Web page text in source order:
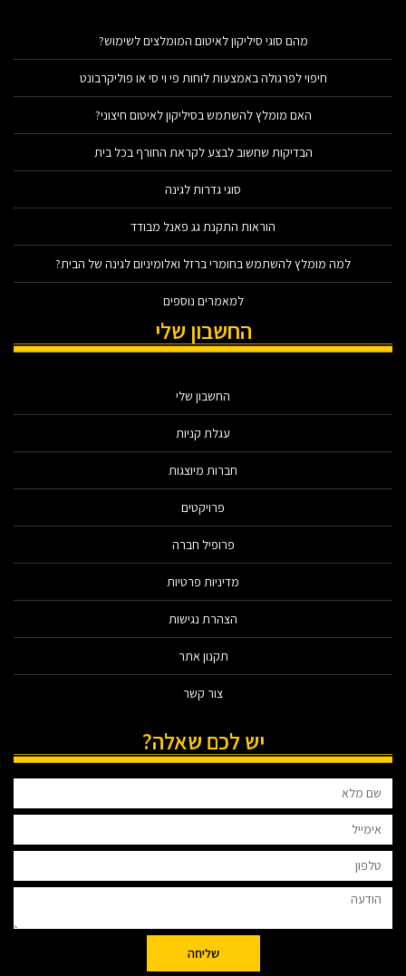
מהם סוגי סיליקון לאיטום המומלצים לשימוש?
חיפוי לפרגולה באמצעות לוחות פי וי סי או פוליקרבונט
האם מומלץ להשתמש בסיליקון לאיטום חיצוני?
הבדיקות שחשוב לבצע לקראת החורף בכל בית
סוגי גדרות לגינה
הוראות התקנת גג פאנל מבודד
למה מומלץ להשתמש בחומרי ברזל ואלומיניום לגינה של הבית?
למאמרים נוספים
החשבון שלי
החשבון שלי
עגלת קניות
חברות מיוצגות
פרויקטים
פרופיל חברה
מדיניות פרטיות
הצהרת נגישות
תקנון אתר
צור קשר
יש לכם שאלה?
שליחה